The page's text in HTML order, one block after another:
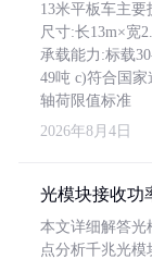
13米平板车主
尺寸:长13m×宽
承载能力:标载
49吨 c)符合国
轴荷限值标准
2026年8月4日
光模块接收功
本文详细解答光
点分析千兆光